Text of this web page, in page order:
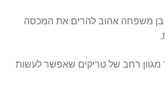
משפחה אהוב להרים את המכסה
מגוון רחב של טריקים שאפשר לעשות